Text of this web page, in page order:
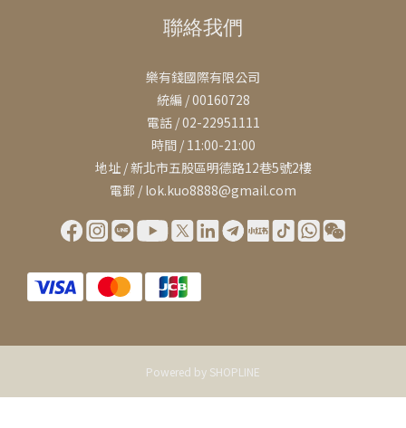
聯絡我們
樂有錢國際有限公司
統編 / 00160728
電話 / 02-22951111
時間 / 11:00-21:00
地址 / 新北市五股區明德路12巷5號2樓
電郵 / lok.kuo8888@gmail.com
Powered by SHOPLINE